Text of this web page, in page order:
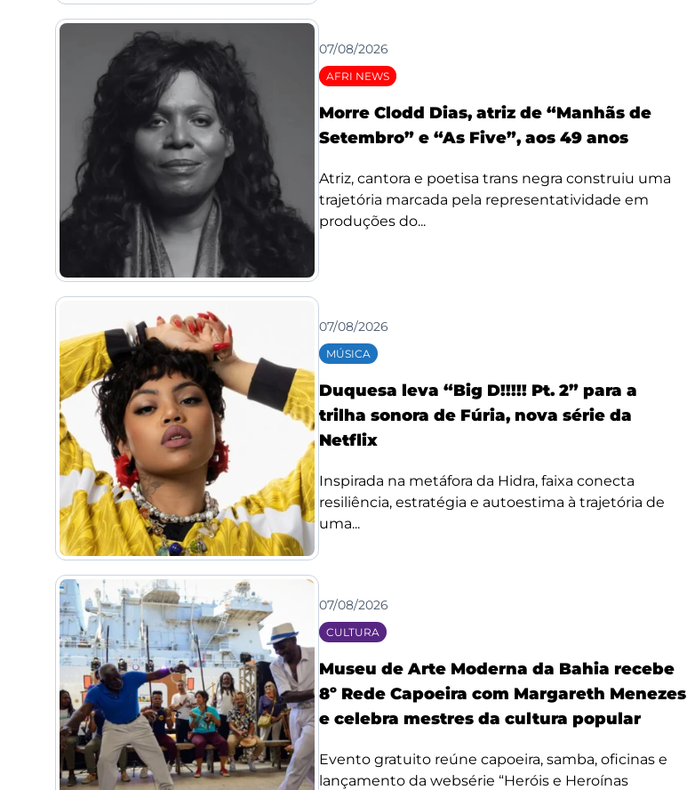
07/08/2026
AFRI NEWS
Morre Clodd Dias, atriz de “Manhãs de
Setembro” e “As Five”, aos 49 anos
Atriz, cantora e poetisa trans negra construiu uma
trajetória marcada pela representatividade em
produções do...
07/08/2026
MÚSICA
Duquesa leva “Big D!!!!! Pt. 2” para a
trilha sonora de Fúria, nova série da
Netflix
Inspirada na metáfora da Hidra, faixa conecta
resiliência, estratégia e autoestima à trajetória de
uma...
07/08/2026
CULTURA
Museu de Arte Moderna da Bahia recebe
8º Rede Capoeira com Margareth Menezes
e celebra mestres da cultura popular
Evento gratuito reúne capoeira, samba, oficinas e
lançamento da websérie “Heróis e Heroínas